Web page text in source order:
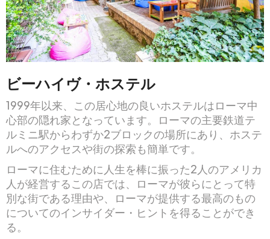
ビーハイヴ・ホステル
1999年以来、この居心地の良いホステルはローマ中
心部の隠れ家となっています。ローマの主要鉄道テ
ルミニ駅からわずか2ブロックの場所にあり、ホステ
ルへのアクセスや街の探索も簡単です。
ローマに住むために人生を棒に振った2人のアメリカ
人が経営するこの店では、ローマが彼らにとって特
別な街である理由や、ローマが提供する最高のもの
についてのインサイダー・ヒントを得ることができ
る。